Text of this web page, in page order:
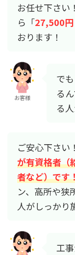
お任せ下さい
ら「27,500円
おります！
お客様
で
る
る
ご安心下さい
が有資格者（
者など）です
ン、高所や狭
人がしっかり
工